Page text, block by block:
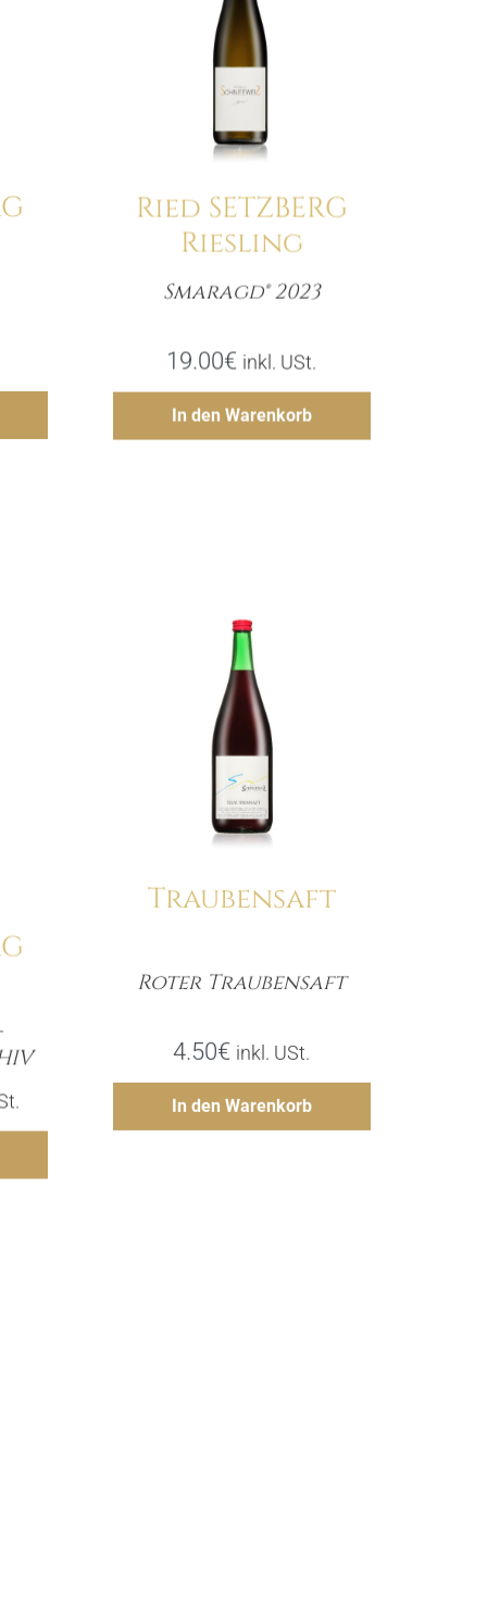
Ried SETZBERG
Riesling
Smaragd® 2023
19.00€ inkl. USt.
In den Warenkorb
Menge
Hinzufügen
Traubensaft
Roter Traubensaft
4.50€ inkl. USt.
In den Warenkorb
Menge
Hinzufügen